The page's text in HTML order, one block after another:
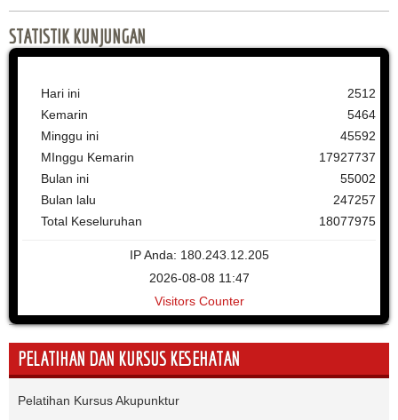
STATISTIK KUNJUNGAN
Hari ini
Kemarin
Minggu ini
MInggu Kemarin
Bulan ini
Bulan lalu
Total Keseluruhan
2512
5464
45592
17927737
55002
247257
18077975
IP Anda: 180.243.12.205
2026-08-08 11:47
Visitors Counter
PELATIHAN DAN KURSUS KESEHATAN
Pelatihan Kursus Akupunktur